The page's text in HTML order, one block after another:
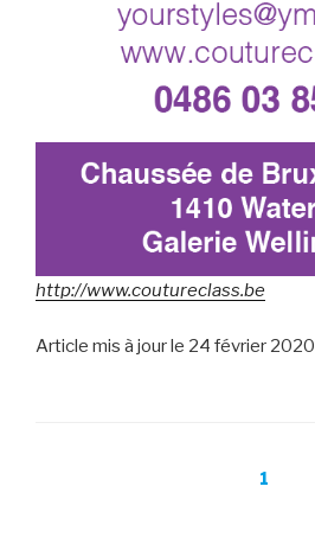
http://www.coutureclass.be
Article mis à jour le 24 février 2020
1